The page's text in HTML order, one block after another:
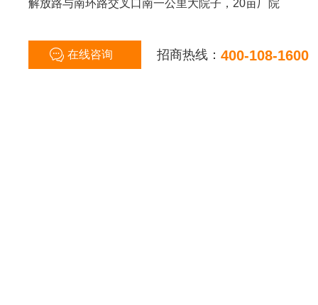
解放路与南环路交叉口南一公里大院子，20亩厂院
在线咨询 招商热线： 400-108-1600